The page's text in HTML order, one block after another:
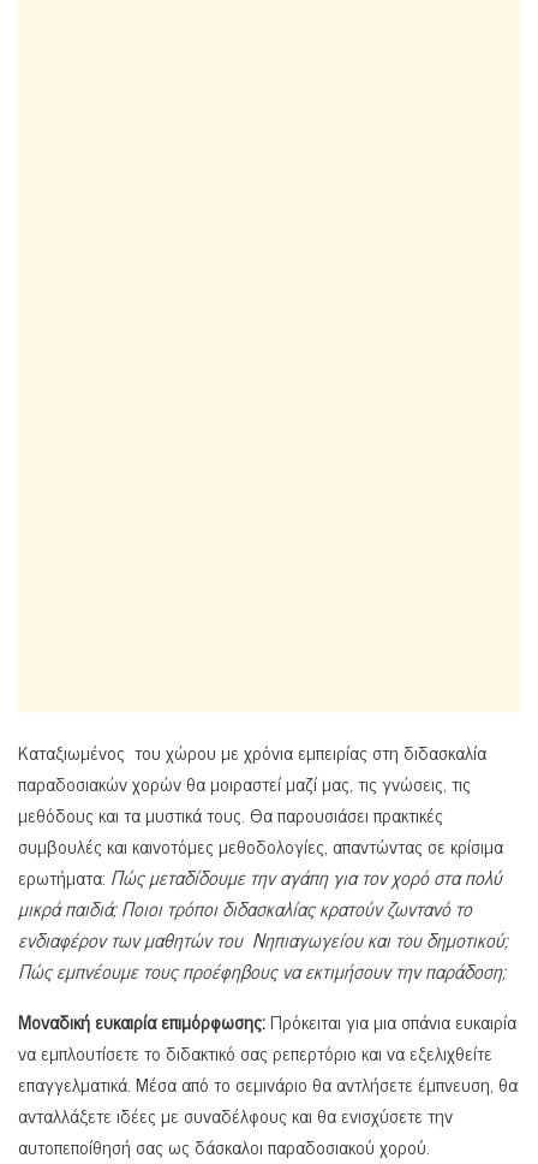
Καταξιωμένος του χώρου με χρόνια εμπειρίας στη διδασκαλία
παραδοσιακών χορών θα μοιραστεί μαζί μας, τις γνώσεις, τις
μεθόδους και τα μυστικά τους. Θα παρουσιάσει πρακτικές
συμβουλές και καινοτόμες μεθοδολογίες, απαντώντας σε κρίσιμα
ερωτήματα: Πώς μεταδίδουμε την αγάπη για τον χορό στα πολύ
μικρά παιδιά; Ποιοι τρόποι διδασκαλίας κρατούν ζωντανό το
ενδιαφέρον των μαθητών του Νηπιαγωγείου και του δημοτικού;
Πώς εμπνέουμε τους προέφηβους να εκτιμήσουν την παράδοση;
Μοναδική ευκαιρία επιμόρφωσης:Πρόκειται για μια σπάνια ευκαιρία
να εμπλουτίσετε το διδακτικό σας ρεπερτόριο και να εξελιχθείτε
επαγγελματικά. Μέσα από το σεμινάριο θα αντλήσετε έμπνευση, θα
ανταλλάξετε ιδέες με συναδέλφους και θα ενισχύσετε την
αυτοπεποίθησή σας ως δάσκαλοι παραδοσιακού χορού.